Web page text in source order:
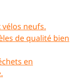
neufs.
de qualité bien
en